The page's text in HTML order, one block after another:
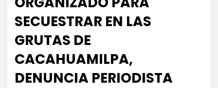
SECUESTRAR EN LAS
GRUTAS DE
CACAHUAMILPA,
DENUNCIA PERIODISTA